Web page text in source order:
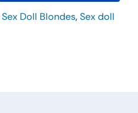
Sex Doll Blondes,Sex doll